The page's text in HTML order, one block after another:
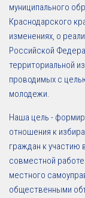
муниципального
Краснодарского
изменениях, о
Российской
территориальной
проводимых с
молодежи.
Наша цель -
отношения к
граждан к участию
совместной
местного
общественными